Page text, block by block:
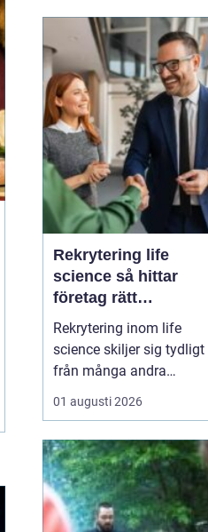
fastighetsägare,
byggentreprenörer och
förvaltare i Stockholm är
helheten avgörande:
samspelet mellan aktivt
och passivt skydd, tydlig
ansvar...
Rekrytering life
science så hittar
företag rätt
kompetens när
kraven är som högst
Rekrytering inom life
science skiljer sig tydligt
från många andra
branscher. Här påverkar
varje beslut
myndighetskrav och ofta
stora
forskningsinvesteringar.
Roller tillsätts inte bara
01 augusti 2026